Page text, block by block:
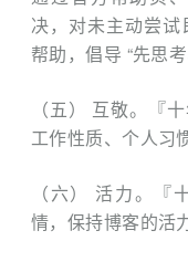
决，对未主动尝
帮助，倡导 “先思
（五） 互敬。『
工作性质、个人习
（六） 活力。
情，保持博客的活